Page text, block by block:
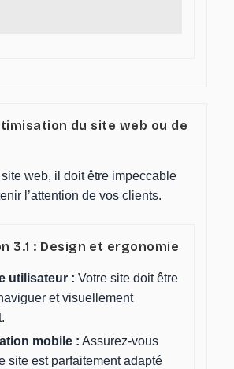
du site web ou de
web, il doit être impeccable
l’attention de vos clients.
3.1 : Design et ergonomie
utilisateur : Votre site doit être
et visuellement
mobile : Assurez-vous
site est parfaitement adapté